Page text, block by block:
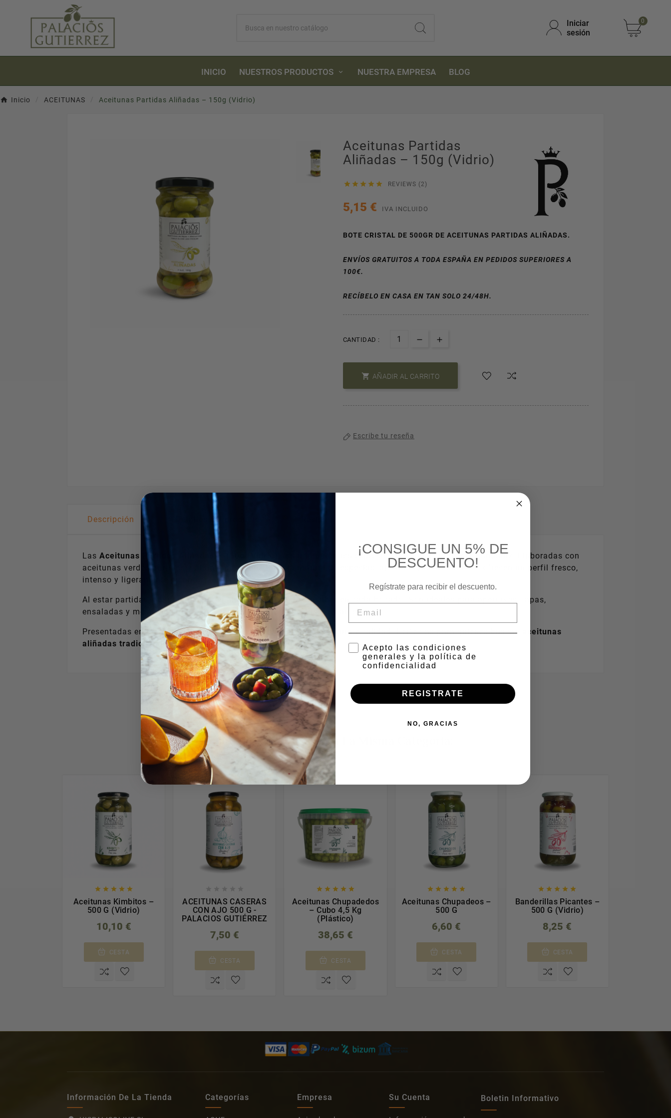
Iniciar
sesión
0
INICIO NUESTROS PRODUCTOS NUESTRA EMPRESA BLOG
Inicio ACEITUNAS Aceitunas Partidas Aliñadas – 150g (Vidrio)
Aceitunas Partidas
Aliñadas – 150g (Vidrio)
     REVIEWS (2)
5,15 € IVA INCLUIDO
BOTE CRISTAL DE 500GR DE ACEITUNAS PARTIDAS ALIÑADAS.
ENVÍOS GRATUITOS A TODA ESPAÑA EN PEDIDOS SUPERIORES A
100€.
RECÍBELO EN CASA EN TAN SOLO 24/48H.
CANTIDAD :
 AÑADIR AL CARRITO
Escribe tu reseña
Descripción Detalles del producto
LasAceitunas Partidas Aliñadas – 150g (Vidrio)
son una auténtica expresión del sabor tradicional andaluz. Elaboradas con
aceitunas verdes partidas y aliñadas con una mezcla natural de especias, ajo y hierbas aromáticas, ofrecen un perfil fresco,
intenso y ligeramente picante.
Al estar partidas, absorben mejor el aliño, potenciando su sabor en cada bocado. Son ideales para aperitivos, tapas,
ensaladas y mesas mediterráneas, aportando un toque casero y auténtico.
Presentadas en tarro de vidrio de 150g, conservan toda su frescura y calidad. Perfectas para quienes buscan
aceitunas
aliñadas tradicionales, con carácter y sabor equilibrado.
16 Otros Productos En La Misma Categoría:
    
Aceitunas Kimbitos –
500 G (Vidrio)
10,10 €
CESTA
ACEITUNAS CASERAS
CON AJO 500 G -
PALACIOS GUTIÉRREZ
7,50 €
CESTA
    
Aceitunas Chupadedos
– Cubo 4,5 Kg
(Plástico)
38,65 €
CESTA
    
Aceitunas Chupadeos –
500 G
6,60 €
CESTA
    
Banderillas Picantes –
500 G (Vidrio)
8,25 €
CESTA
Información De La Tienda Categorías Empresa Su Cuenta Boletin Informativo
¡CONSIGUE UN 5% DE
DESCUENTO!
Regístrate para recibir el descuento.
*
Acepto las condiciones
generales y la política de
confidencialidad
REGISTRATE
NO, GRACIAS